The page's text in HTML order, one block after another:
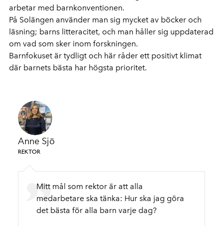
arbetar med barnkonventionen.
På Solängen använder man sig mycket av böcker och
läsning; barns litteracitet, och man håller sig uppdaterad
om vad som sker inom forskningen.
Barnfokuset är tydligt och här råder ett positivt klimat
där barnets bästa har högsta prioritet.
Anne Sjö
REKTOR
Mitt mål som rektor är att alla
medarbetare ska tänka: Hur ska jag göra
det bästa för alla barn varje dag?